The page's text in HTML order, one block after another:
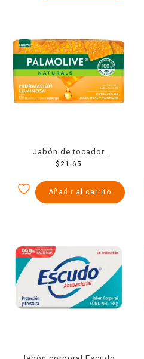
Jabón de tocador
Palmolive Naturals jalea
$21.65
Añadir al carrito